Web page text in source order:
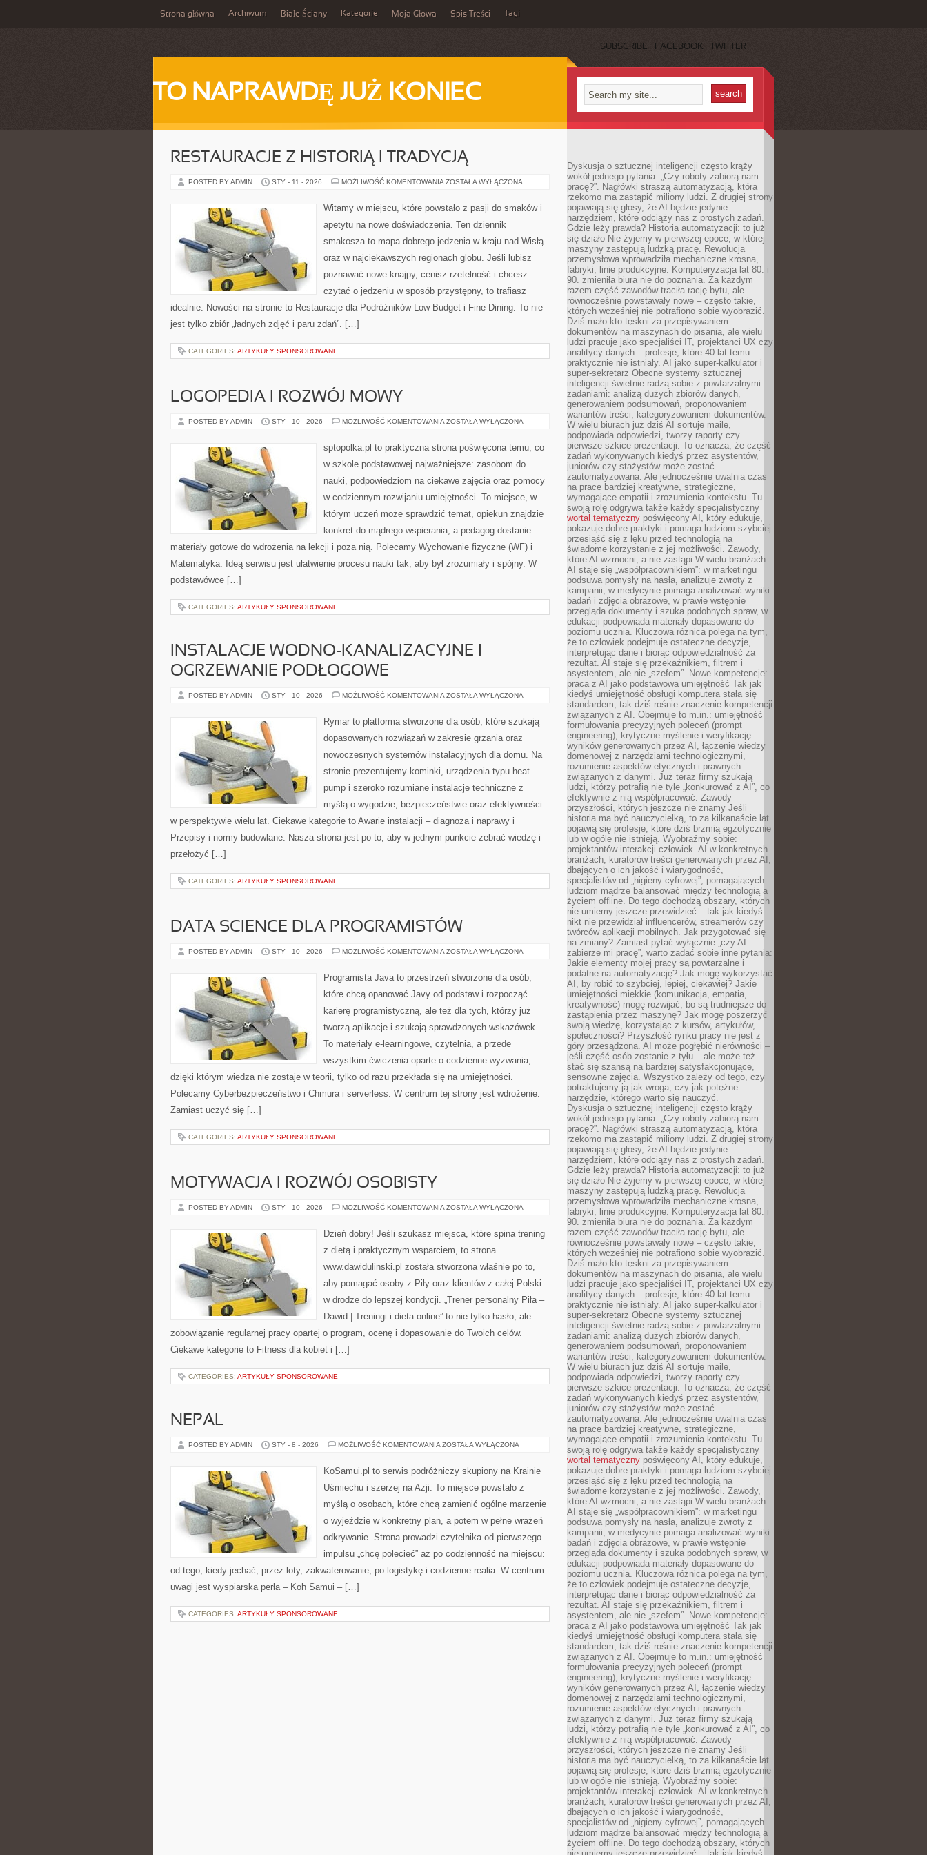
Strona główna Archiwum Białe Ściany Kategorie Moja Głowa Spis Treści Tagi
SUBSCRIBE FACEBOOK TWITTER
TO NAPRAWDĘ JUŻ KONIEC
RESTAURACJE Z HISTORIĄ I TRADYCJĄ
POSTED BY ADMIN STY - 11 - 2026 MOŻLIWOŚĆ KOMENTOWANIA RESTAURACJE
I
TRADYCJĄ
ZOSTAŁA WYŁĄCZONA
Witamy w miejscu, które powstało z pasji do smaków i
apetytu na nowe doświadczenia. Ten dziennik
smakosza to mapa dobrego jedzenia w kraju nad Wisłą
oraz w najciekawszych regionach globu. Jeśli lubisz
poznawać nowe knajpy, cenisz rzetelność i chcesz
czytać o jedzeniu w sposób przystępny, to trafiasz
idealnie. Nowości na stronie to Restauracje dla Podróżników Low Budget i Fine Dining. To nie
jest tylko zbiór „ładnych zdjęć i paru zdań”. […]
CATEGORIES: ARTYKUŁY SPONSOROWANE
LOGOPEDIA I ROZWÓJ MOWY
POSTED BY ADMIN STY - 10 - 2026 MOŻLIWOŚĆ KOMENTOWANIA LOGOPEDIA
ZOSTAŁA WYŁĄCZONA
sptopolka.pl to praktyczna strona poświęcona temu, co
w szkole podstawowej najważniejsze: zasobom do
nauki, podpowiedziom na ciekawe zajęcia oraz pomocy
w codziennym rozwijaniu umiejętności. To miejsce, w
którym uczeń może sprawdzić temat, opiekun znajdzie
konkret do mądrego wspierania, a pedagog dostanie
materiały gotowe do wdrożenia na lekcji i poza nią. Polecamy Wychowanie fizyczne (WF) i
Matematyka. Ideą serwisu jest ułatwienie procesu nauki tak, aby był zrozumiały i spójny. W
podstawówce […]
CATEGORIES: ARTYKUŁY SPONSOROWANE
INSTALACJE WODNO-KANALIZACYJNE I
OGRZEWANIE PODŁOGOWE
POSTED BY ADMIN STY - 10 - 2026 MOŻLIWOŚĆ KOMENTOWANIA INSTALACJE
OGRZEWANIE
ZOSTAŁA WYŁĄCZONA
Rymar to platforma stworzone dla osób, które szukają
dopasowanych rozwiązań w zakresie grzania oraz
nowoczesnych systemów instalacyjnych dla domu. Na
stronie prezentujemy kominki, urządzenia typu heat
pump i szeroko rozumiane instalacje techniczne z
myślą o wygodzie, bezpieczeństwie oraz efektywności
w perspektywie wielu lat. Ciekawe kategorie to Awarie instalacji – diagnoza i naprawy i
Przepisy i normy budowlane. Nasza strona jest po to, aby w jednym punkcie zebrać wiedzę i
przełożyć […]
CATEGORIES: ARTYKUŁY SPONSOROWANE
DATA SCIENCE DLA PROGRAMISTÓW
POSTED BY ADMIN STY - 10 - 2026 MOŻLIWOŚĆ KOMENTOWANIA DATA
PROGRAMISTÓW
ZOSTAŁA WYŁĄCZONA
Programista Java to przestrzeń stworzone dla osób,
które chcą opanować Javy od podstaw i rozpocząć
karierę programistyczną, ale też dla tych, którzy już
tworzą aplikacje i szukają sprawdzonych wskazówek.
To materiały e-learningowe, czytelnia, a przede
wszystkim ćwiczenia oparte o codzienne wyzwania,
dzięki którym wiedza nie zostaje w teorii, tylko od razu przekłada się na umiejętności.
Polecamy Cyberbezpieczeństwo i Chmura i serverless. W centrum tej strony jest wdrożenie.
Zamiast uczyć się […]
CATEGORIES: ARTYKUŁY SPONSOROWANE
MOTYWACJA I ROZWÓJ OSOBISTY
POSTED BY ADMIN STY - 10 - 2026 MOŻLIWOŚĆ KOMENTOWANIA MOTYWACJA
OSOBISTY
ZOSTAŁA WYŁĄCZONA
Dzień dobry! Jeśli szukasz miejsca, które spina trening
z dietą i praktycznym wsparciem, to strona
www.dawidulinski.pl została stworzona właśnie po to,
aby pomagać osoby z Piły oraz klientów z całej Polski
w drodze do lepszej kondycji. „Trener personalny Piła –
Dawid | Treningi i dieta online” to nie tylko hasło, ale
zobowiązanie regularnej pracy opartej o program, ocenę i dopasowanie do Twoich celów.
Ciekawe kategorie to Fitness dla kobiet i […]
CATEGORIES: ARTYKUŁY SPONSOROWANE
NEPAL
POSTED BY ADMIN STY - 8 - 2026 MOŻLIWOŚĆ KOMENTOWANIA NEPAL
ZOSTAŁA WYŁĄCZONA
KoSamui.pl to serwis podróżniczy skupiony na Krainie
Uśmiechu i szerzej na Azji. To miejsce powstało z
myślą o osobach, które chcą zamienić ogólne marzenie
o wyjeździe w konkretny plan, a potem w pełne wrażeń
odkrywanie. Strona prowadzi czytelnika od pierwszego
impulsu „chcę polecieć” aż po codzienność na miejscu:
od tego, kiedy jechać, przez loty, zakwaterowanie, po logistykę i codzienne realia. W centrum
uwagi jest wyspiarska perła – Koh Samui – […]
CATEGORIES: ARTYKUŁY SPONSOROWANE
Dyskusja o sztucznej inteligencji często krąży
wokół jednego pytania: „Czy roboty zabiorą nam
pracę?”. Nagłówki straszą automatyzacją, która
rzekomo ma zastąpić miliony ludzi. Z drugiej strony
pojawiają się głosy, że AI będzie jedynie
narzędziem, które odciąży nas z prostych zadań.
Gdzie leży prawda? Historia automatyzacji: to już
się działo Nie żyjemy w pierwszej epoce, w której
maszyny zastępują ludzką pracę. Rewolucja
przemysłowa wprowadziła mechaniczne krosna,
fabryki, linie produkcyjne. Komputeryzacja lat 80. i
90. zmieniła biura nie do poznania. Za każdym
razem część zawodów traciła rację bytu, ale
równocześnie powstawały nowe – często takie,
których wcześniej nie potrafiono sobie wyobrazić.
Dziś mało kto tęskni za przepisywaniem
dokumentów na maszynach do pisania, ale wielu
ludzi pracuje jako specjaliści IT, projektanci UX czy
analitycy danych – profesje, które 40 lat temu
praktycznie nie istniały. AI jako super-kalkulator i
super-sekretarz Obecne systemy sztucznej
inteligencji świetnie radzą sobie z powtarzalnymi
zadaniami: analizą dużych zbiorów danych,
generowaniem podsumowań, proponowaniem
wariantów treści, kategoryzowaniem dokumentów.
W wielu biurach już dziś AI sortuje maile,
podpowiada odpowiedzi, tworzy raporty czy
pierwsze szkice prezentacji. To oznacza, że część
zadań wykonywanych kiedyś przez asystentów,
juniorów czy stażystów może zostać
zautomatyzowana. Ale jednocześnie uwalnia czas
na prace bardziej kreatywne, strategiczne,
wymagające empatii i zrozumienia kontekstu. Tu
swoją rolę odgrywa także każdy specjalistyczny
wortal tematyczny poświęcony AI, który edukuje,
pokazuje dobre praktyki i pomaga ludziom szybciej
przesiąść się z lęku przed technologią na
świadome korzystanie z jej możliwości. Zawody,
które AI wzmocni, a nie zastąpi W wielu branżach
AI staje się „współpracownikiem”: w marketingu
podsuwa pomysły na hasła, analizuje zwroty z
kampanii, w medycynie pomaga analizować wyniki
badań i zdjęcia obrazowe, w prawie wstępnie
przegląda dokumenty i szuka podobnych spraw, w
edukacji podpowiada materiały dopasowane do
poziomu ucznia. Kluczowa różnica polega na tym,
że to człowiek podejmuje ostateczne decyzje,
interpretując dane i biorąc odpowiedzialność za
rezultat. AI staje się przekaźnikiem, filtrem i
asystentem, ale nie „szefem”. Nowe kompetencje:
praca z AI jako podstawowa umiejętność Tak jak
kiedyś umiejętność obsługi komputera stała się
standardem, tak dziś rośnie znaczenie kompetencji
związanych z AI. Obejmuje to m.in.: umiejętność
formułowania precyzyjnych poleceń (prompt
engineering), krytyczne myślenie i weryfikację
wyników generowanych przez AI, łączenie wiedzy
domenowej z narzędziami technologicznymi,
rozumienie aspektów etycznych i prawnych
związanych z danymi. Już teraz firmy szukają
ludzi, którzy potrafią nie tyle „konkurować z AI”, co
efektywnie z nią współpracować. Zawody
przyszłości, których jeszcze nie znamy Jeśli
historia ma być nauczycielką, to za kilkanaście lat
pojawią się profesje, które dziś brzmią egzotycznie
lub w ogóle nie istnieją. Wyobraźmy sobie:
projektantów interakcji człowiek–AI w konkretnych
branżach, kuratorów treści generowanych przez AI,
dbających o ich jakość i wiarygodność,
specjalistów od „higieny cyfrowej”, pomagających
ludziom mądrze balansować między technologią a
życiem offline. Do tego dochodzą obszary, których
nie umiemy jeszcze przewidzieć – tak jak kiedyś
nikt nie przewidział influencerów, streamerów czy
twórców aplikacji mobilnych. Jak przygotować się
na zmiany? Zamiast pytać wyłącznie „czy AI
zabierze mi pracę”, warto zadać sobie inne pytania:
Jakie elementy mojej pracy są powtarzalne i
podatne na automatyzację? Jak mogę wykorzystać
AI, by robić to szybciej, lepiej, ciekawiej? Jakie
umiejętności miękkie (komunikacja, empatia,
kreatywność) mogę rozwijać, bo są trudniejsze do
zastąpienia przez maszynę? Jak mogę poszerzyć
swoją wiedzę, korzystając z kursów, artykułów,
społeczności? Przyszłość rynku pracy nie jest z
góry przesądzona. AI może pogłębić nierówności –
jeśli część osób zostanie z tyłu – ale może też
stać się szansą na bardziej satysfakcjonujące,
sensowne zajęcia. Wszystko zależy od tego, czy
potraktujemy ją jak wroga, czy jak potężne
narzędzie, którego warto się nauczyć.
Dyskusja o sztucznej inteligencji często krąży
wokół jednego pytania: „Czy roboty zabiorą nam
pracę?”. Nagłówki straszą automatyzacją, która
rzekomo ma zastąpić miliony ludzi. Z drugiej strony
pojawiają się głosy, że AI będzie jedynie
narzędziem, które odciąży nas z prostych zadań.
Gdzie leży prawda? Historia automatyzacji: to już
się działo Nie żyjemy w pierwszej epoce, w której
maszyny zastępują ludzką pracę. Rewolucja
przemysłowa wprowadziła mechaniczne krosna,
fabryki, linie produkcyjne. Komputeryzacja lat 80. i
90. zmieniła biura nie do poznania. Za każdym
razem część zawodów traciła rację bytu, ale
równocześnie powstawały nowe – często takie,
których wcześniej nie potrafiono sobie wyobrazić.
Dziś mało kto tęskni za przepisywaniem
dokumentów na maszynach do pisania, ale wielu
ludzi pracuje jako specjaliści IT, projektanci UX czy
analitycy danych – profesje, które 40 lat temu
praktycznie nie istniały. AI jako super-kalkulator i
super-sekretarz Obecne systemy sztucznej
inteligencji świetnie radzą sobie z powtarzalnymi
zadaniami: analizą dużych zbiorów danych,
generowaniem podsumowań, proponowaniem
wariantów treści, kategoryzowaniem dokumentów.
W wielu biurach już dziś AI sortuje maile,
podpowiada odpowiedzi, tworzy raporty czy
pierwsze szkice prezentacji. To oznacza, że część
zadań wykonywanych kiedyś przez asystentów,
juniorów czy stażystów może zostać
zautomatyzowana. Ale jednocześnie uwalnia czas
na prace bardziej kreatywne, strategiczne,
wymagające empatii i zrozumienia kontekstu. Tu
swoją rolę odgrywa także każdy specjalistyczny
wortal tematyczny poświęcony AI, który edukuje,
pokazuje dobre praktyki i pomaga ludziom szybciej
przesiąść się z lęku przed technologią na
świadome korzystanie z jej możliwości. Zawody,
które AI wzmocni, a nie zastąpi W wielu branżach
AI staje się „współpracownikiem”: w marketingu
podsuwa pomysły na hasła, analizuje zwroty z
kampanii, w medycynie pomaga analizować wyniki
badań i zdjęcia obrazowe, w prawie wstępnie
przegląda dokumenty i szuka podobnych spraw, w
edukacji podpowiada materiały dopasowane do
poziomu ucznia. Kluczowa różnica polega na tym,
że to człowiek podejmuje ostateczne decyzje,
interpretując dane i biorąc odpowiedzialność za
rezultat. AI staje się przekaźnikiem, filtrem i
asystentem, ale nie „szefem”. Nowe kompetencje:
praca z AI jako podstawowa umiejętność Tak jak
kiedyś umiejętność obsługi komputera stała się
standardem, tak dziś rośnie znaczenie kompetencji
związanych z AI. Obejmuje to m.in.: umiejętność
formułowania precyzyjnych poleceń (prompt
engineering), krytyczne myślenie i weryfikację
wyników generowanych przez AI, łączenie wiedzy
domenowej z narzędziami technologicznymi,
rozumienie aspektów etycznych i prawnych
związanych z danymi. Już teraz firmy szukają
ludzi, którzy potrafią nie tyle „konkurować z AI”, co
efektywnie z nią współpracować. Zawody
przyszłości, których jeszcze nie znamy Jeśli
historia ma być nauczycielką, to za kilkanaście lat
pojawią się profesje, które dziś brzmią egzotycznie
lub w ogóle nie istnieją. Wyobraźmy sobie:
projektantów interakcji człowiek–AI w konkretnych
branżach, kuratorów treści generowanych przez AI,
dbających o ich jakość i wiarygodność,
specjalistów od „higieny cyfrowej”, pomagających
ludziom mądrze balansować między technologią a
życiem offline. Do tego dochodzą obszary, których